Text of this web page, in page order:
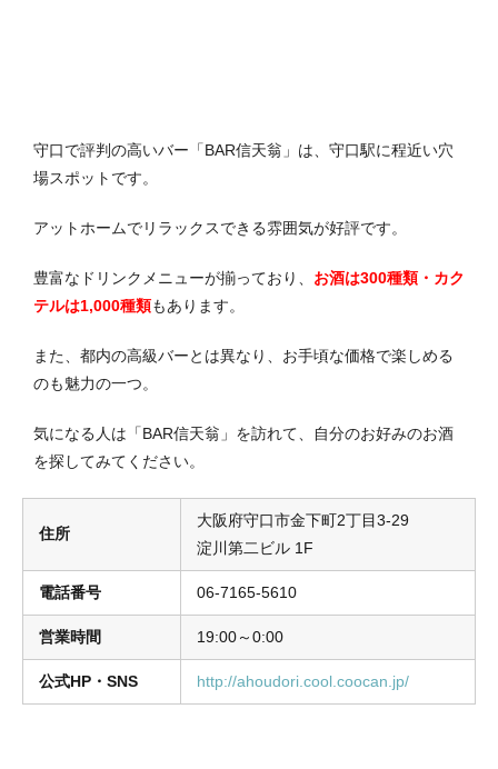
守口で評判の高いバー「BAR信天翁」は、守口駅に程近い穴
場スポットです。
アットホームでリラックスできる雰囲気が好評です。
豊富なドリンクメニューが揃っており、 お酒は300種類・カク
テルは1,000種類もあります。
また、都内の高級バーとは異なり、お手頃な価格で楽しめる
のも魅力の一つ。
気になる人は「BAR信天翁」を訪れて、自分のお好みのお酒
を探してみてください。
住所
大阪府守口市金下町2丁目3-29
淀川第二ビル 1F
電話番号 06-7165-5610
営業時間 19:00～0:00
公式HP・SNS http://ahoudori.cool.coocan.jp/